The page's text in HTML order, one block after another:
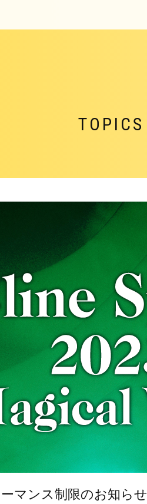
TOPICS
マンス制限のお知らせ